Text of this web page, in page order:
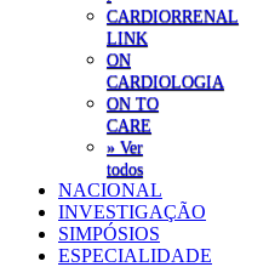
CARDIORRENAL
LINK
ON
CARDIOLOGIA
ON TO
CARE
» Ver
todos
NACIONAL
INVESTIGAÇÃO
SIMPÓSIOS
ESPECIALIDADE